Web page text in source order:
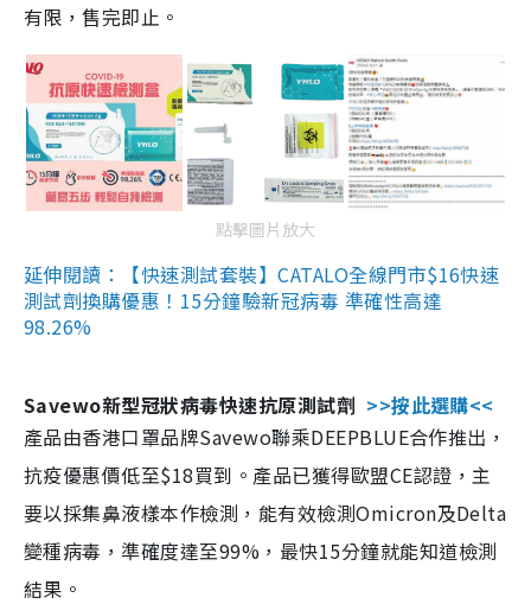
有限，售完即止。
點擊圖片放大
延伸閱讀：【快速測試套裝】CATALO全線門市$16快速
測試劑換購優惠！15分鐘驗新冠病毒 準確性高達
98.26%
Savewo新型冠狀病毒快速抗原測試劑 >>按此選購<<
產品由香港口罩品牌Savewo聯乘DEEPBLUE合作推出，
抗疫優惠價低至$18買到。產品已獲得歐盟CE認證，主
要以採集鼻液樣本作檢測，能有效檢測Omicron及Delta
變種病毒，準確度達至99%，最快15分鐘就能知道檢測
結果。